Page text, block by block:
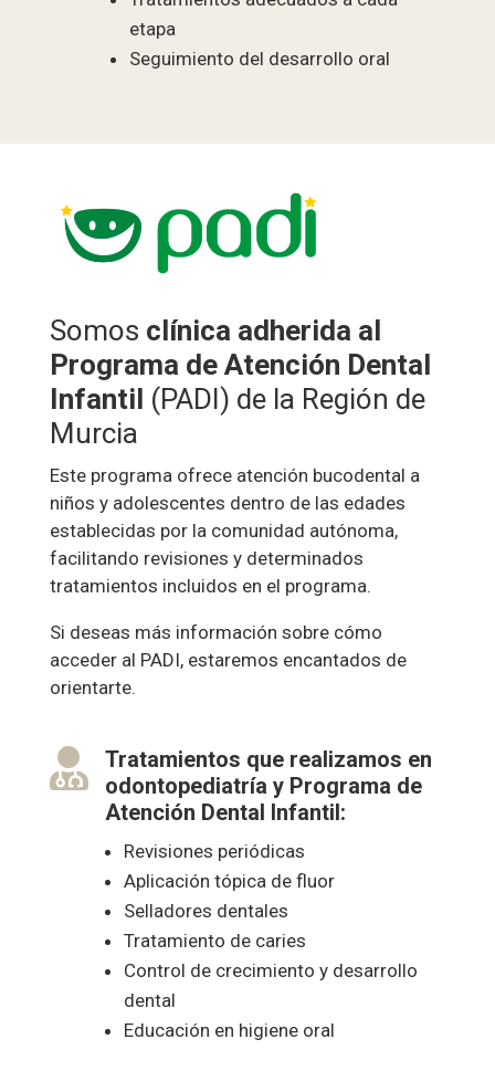
etapa
Seguimiento del desarrollo oral
Somos clínica adherida al
Programa de Atención Dental
Infantil (PADI) de la Región de
Murcia
Este programa ofrece atención bucodental a
niños y adolescentes dentro de las edades
establecidas por la comunidad autónoma,
facilitando revisiones y determinados
tratamientos incluidos en el programa.
Si deseas más información sobre cómo
acceder al PADI, estaremos encantados de
orientarte.

Tratamientos que realizamos en
odontopediatría y Programa de
Atención Dental Infantil:
Revisiones periódicas
Aplicación tópica de fluor
Selladores dentales
Tratamiento de caries
Control de crecimiento y desarrollo
dental
Educación en higiene oral